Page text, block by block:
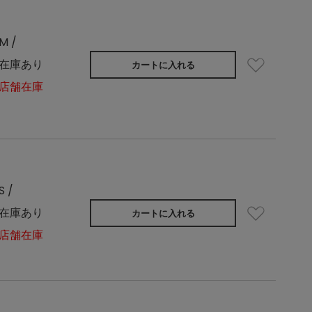
/
庫あり
舗在庫
カートに入れる
/
庫あり
舗在庫
カートに入れる